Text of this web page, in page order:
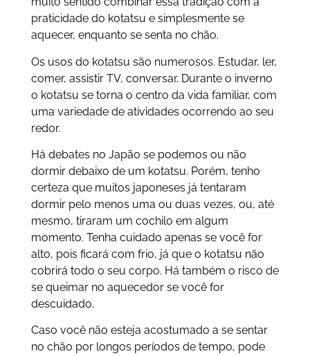
praticidade do kotatsu e simplesmente se
aquecer, enquanto se senta no chão.
Os usos do kotatsu são numerosos. Estudar, ler,
comer, assistir TV, conversar. Durante o inverno
o kotatsu se torna o centro da vida familiar, com
uma variedade de atividades ocorrendo ao seu
redor.
Há debates no Japão se podemos ou não
dormir debaixo de um kotatsu. Porém, tenho
certeza que muitos japoneses já tentaram
dormir pelo menos uma ou duas vezes, ou, até
mesmo, tiraram um cochilo em algum
momento. Tenha cuidado apenas se você for
alto, pois ficará com frio, já que o kotatsu não
cobrirá todo o seu corpo. Há também o risco de
se queimar no aquecedor se você for
descuidado.
Caso você não esteja acostumado a se sentar
no chão por longos períodos de tempo, pode